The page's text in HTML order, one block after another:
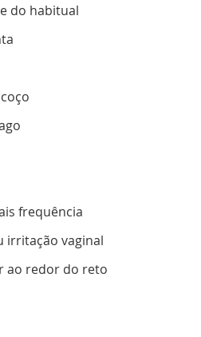
do habitual
frequência
irritação vaginal
ao redor do reto